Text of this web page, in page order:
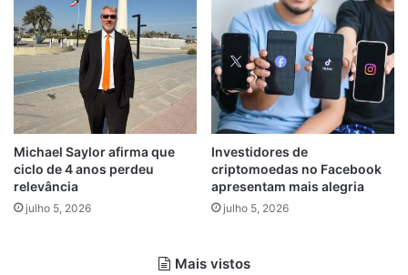
Michael Saylor afirma que
ciclo de 4 anos perdeu
relevância
julho 5, 2026
Investidores de
criptomoedas no Facebook
apresentam mais alegria
julho 5, 2026
Mais vistos